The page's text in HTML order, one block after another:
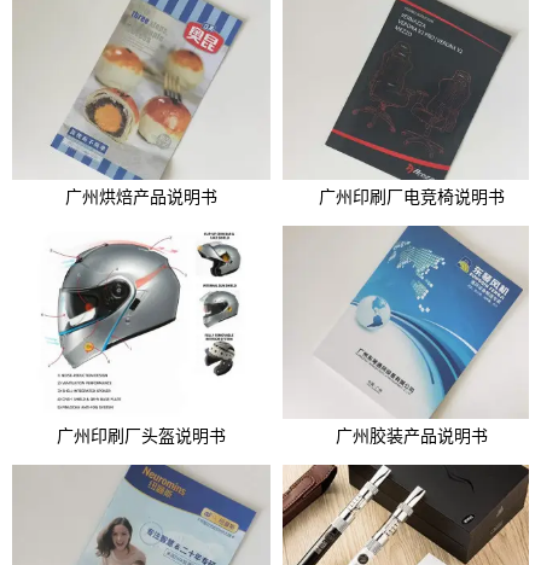
广州烘焙产品说明书 广州印刷厂电竞椅说明书
广州印刷厂头盔说明书 广州胶装产品说明书